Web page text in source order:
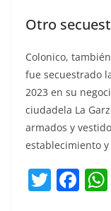
Otro
Colonico,
fue secuestrado
2023 en su
ciudadela La
armados y
establecimiento
T F